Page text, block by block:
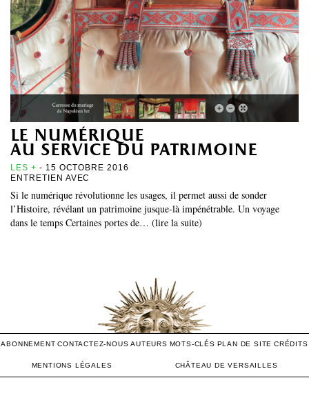
PORTFOLIOS
HISTOIRE(S)
ABONNEMENT GRATUIT AU MAGAZINE
le numérique
au service du patrimoine
LES + - 15 OCTOBRE 2016
ENTRETIEN AVEC
Si le numérique révolutionne les usages, il permet aussi de sonder
l’Histoire, révélant un patrimoine jusque-là impénétrable. Un voyage
dans le temps Certaines portes de… (lire la suite)
ABONNEMENT CONTACTEZ-NOUS AUTEURS MOTS-CLÉS PLAN DE SITE CRÉDITS
MENTIONS LÉGALES CHÂTEAU DE VERSAILLES